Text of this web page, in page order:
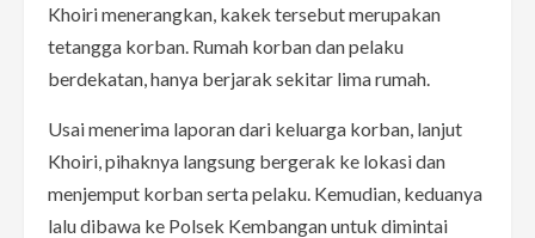
Khoiri menerangkan, kakek tersebut merupakan
tetangga korban. Rumah korban dan pelaku
berdekatan, hanya berjarak sekitar lima rumah.
Usai menerima laporan dari keluarga korban, lanjut
Khoiri, pihaknya langsung bergerak ke lokasi dan
menjemput korban serta pelaku. Kemudian, keduanya
lalu dibawa ke Polsek Kembangan untuk dimintai